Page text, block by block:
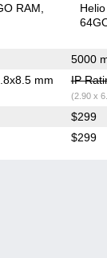
RAM
5000
mm IP
(2.90 x
$299
$299